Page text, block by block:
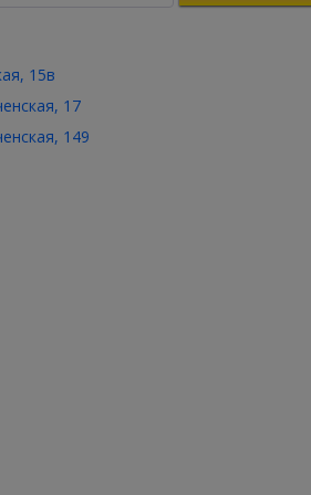
15в
17
149